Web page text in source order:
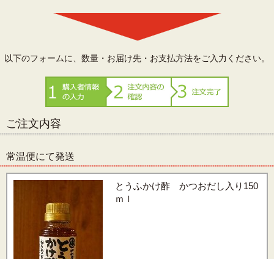
以下のフォームに、数量・お届け先・お支払方法をご入力ください。
ご注文内容
常温便にて発送
とうふかけ酢 かつおだし入り150
ｍｌ